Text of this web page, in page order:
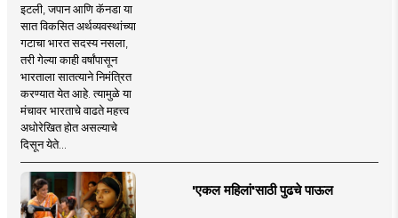
इटली, जपान आणि कॅनडा या
सात विकसित अर्थव्यवस्थांच्या
गटाचा भारत सदस्य नसला,
तरी गेल्या काही वर्षांपासून
भारताला सातत्याने निमंत्रित
करण्यात येत आहे. त्यामुळे या
मंचावर भारताचे वाढते महत्त्व
अधोरेखित होत असल्याचे
दिसून येते...
'एकल महिलां'साठी पुढचे पाऊल